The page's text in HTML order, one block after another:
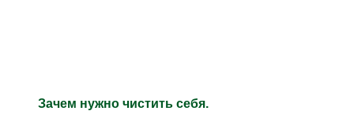
Зачем нужно чистить себя.